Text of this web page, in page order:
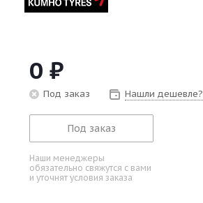
0 ₽
Под заказ Нашли дешевле?
Под заказ
Наши менеджеры
обязательно свяжутся с вами
и уточнят условия заказа